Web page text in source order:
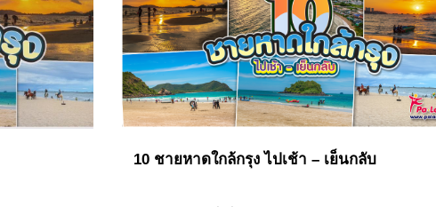
10 ชายหาดใกล้กรุง ไปเช้า – เย็นกลับ